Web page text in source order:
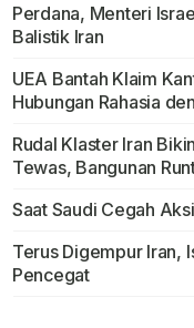
Perdana, Menteri
Balistik Iran
UEA Bantah Klaim
Hubungan Rahasia
Rudal Klaster Iran
Tewas, Bangunan
Saat Saudi Cegah
Terus Digempur Iran,
Pencegat